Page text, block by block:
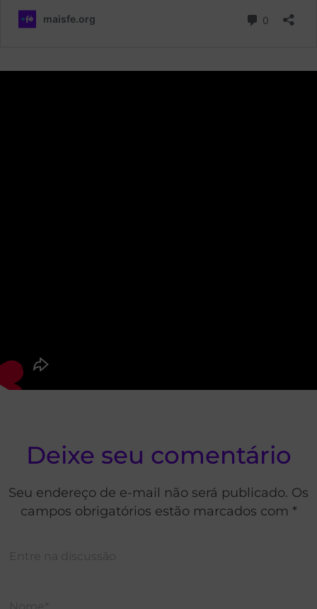
Deixe seu comentário
Seu endereço de e-mail não será publicado. Os
campos obrigatórios estão marcados com *